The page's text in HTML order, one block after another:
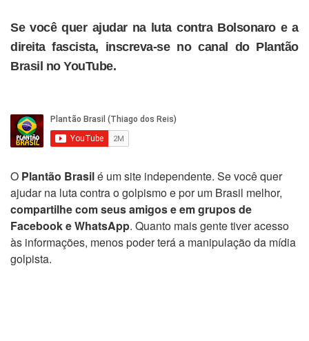
Se você quer ajudar na luta contra Bolsonaro e a
direita fascista, inscreva-se no canal do Plantão
Brasil no YouTube.
O Plantão Brasilé um site independente. Se você quer
ajudar na luta contra o golpismo e por um Brasil melhor,
compartilhe com seus amigos e em grupos de
Facebook e WhatsApp. Quanto mais gente tiver acesso
às informações, menos poder terá a manipulação da mídia
golpista.